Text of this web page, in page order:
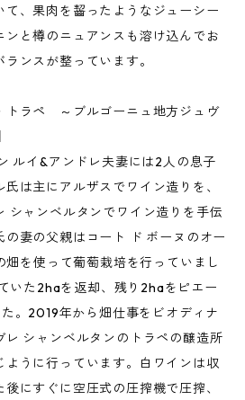
、果肉を齧ったようなジューシー
ンと樽のニュアンスも溶け込んでお
ンスが整っています。
トラペ ～ブルゴーニュ地方ジュヴ
ルイ&アンドレ夫妻には2人の息子
は主にアルザスでワイン造りを、
シャンベルタンでワイン造りを手伝
の妻の父親はコート ド ボーヌのオー
を使って葡萄栽培を行っていまし
いた2haを返却、残り2haをピエー
。2019年から畑仕事をビオディナ
レ シャンベルタンのトラペの醸造所
ように行っています。白ワインは収
にすぐに空圧式の圧搾機で圧搾、